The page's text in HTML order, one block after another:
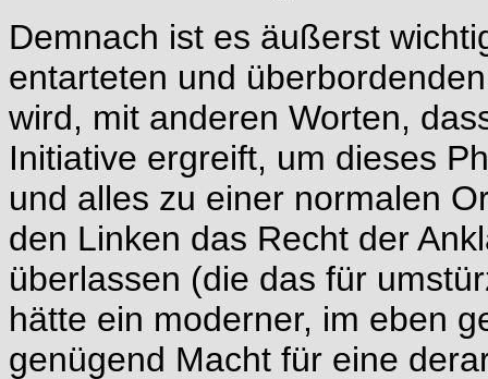
Demnach ist es äußerst
entarteten und
wird, mit anderen Worten,
Initiative ergreift, um dieses
und alles zu einer normalen
den Linken das Recht der
überlassen (die das für
hätte ein moderner, im eben
genügend Macht für eine